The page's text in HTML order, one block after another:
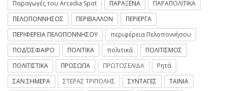
Παραγωγές του Arcadia Spot
ΠΑΡΑΞΕΝΑ
ΠΑΡΑΠΟΛΙΤΙΚΑ
ΠΕΛΟΠΟΝΝΗΣΟΣ
ΠΕΡΙΒΑΛΛΟΝ
ΠΕΡΙΕΡΓΑ
ΠΕΡΙΦΕΡΕΙΑ ΠΕΛΟΠΟΝΝΗΣΟΥ
περιφέρεια Πελοποννήσου
ΠΟΔΌΣΦΑΙΡΟ
ΠΟΛΙΤΙΚΑ πολιτικά
ΠΟΛΙΤΙΣΜΟΣ
ΠΟΛΙΤΙΣΤΙΚΑ
ΠΡΟΣΩΠΑ ΠΡΩΤΟΣΕΛΙΔΑ
Ρητά
ΣΑΝ ΣΗΜΕΡΑ
ΣΤΕΡΑΣ ΤΡΙΠΟΛΗΣ ΣΥΝΤΑΓΕΣ
ΤΑΙΝΙΑ